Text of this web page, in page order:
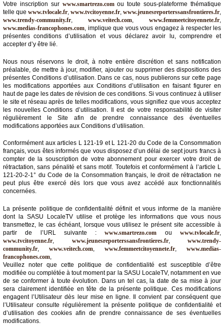
Agenda
Gazette
Vidéos
Médias
du
groupe
Blogs
Prémium
Inscription
pro
Accès
éditeur
Votre inscription sur www.smartrezo.comou toute sous-plateforme thématique
telle que www.tvlocale.fr, www.tvcitoyenne.fr, www.jeunesreporterssansfrontieres.fr,
www.trendy-community.fr, www.veitech.com, www.femmeetcitoyennete.fr,
www.medias-francophones.com, implique que vous vous engagez à respecter les
présentes conditions d’utilisation et vous déclarez avoir lu, comprendre et
accepter d’y être lié.
Nous nous réservons le droit, à notre entière discrétion et sans notification
préalable, de mettre à jour, modifier, ajouter ou supprimer des dispositions des
présentes Conditions d’utilisation. Dans ce cas, nous publierons sur cette page
les modifications apportées aux Conditions d’utilisation en faisant figurer en
haut de page les dates de révision de ces conditions. Si vous continuez à utiliser
le site et réseau après de telles modifications, vous signifiez que vous acceptez
les nouvelles Conditions d’utilisation. Il est de votre responsabilité de visiter
régulièrement le Site afin de prendre connaissance des éventuelles
modifications apportées aux Conditions d’utilisation.
Conformément aux articles L 121-19 et L 121-20 du Code de la Consommation
français, vous êtes informés que vous disposez d’un délai de sept jours francs à
compter de la souscription de votre abonnement pour exercer votre droit de
rétractation, sans pénalité et sans motif. Toutefois et conformément à l’article L
121-20-2-1° du Code de la Consommation français, le droit de rétractation ne
peut plus être exercé dès lors que vous avez accédé aux fonctionnalités
concernées.
La présente politique de confidentialité définit et vous informe de la manière
dont la SASU LocaleTV utilise et protège les informations que vous nous
transmettez, le cas échéant, lorsque vous utilisez le présent site accessible à
partir de l’URL suivante :www.smartrezo.com ouwww.tvlocale.fr,
www.tvcitoyenne.fr, www.jeunesreporterssansfrontieres.fr, www.trendy-
community.fr, www.veitech.com, www.femmeetcitoyennete.fr, www.medias-
francophones.com,
Veuillez noter que cette politique de confidentialité est susceptible d’être
modifiée ou complétée à tout moment par la SASU LocaleTV, notamment en vue
de se conformer à toute évolution. Dans un tel cas, la date de sa mise à jour
sera clairement identifiée en tête de la présente politique. Ces modifications
engagent l’Utilisateur dès leur mise en ligne. Il convient par conséquent que
l’Utilisateur consulte régulièrement la présente politique de confidentialité et
d’utilisation des cookies afin de prendre connaissance de ses éventuelles
modifications.